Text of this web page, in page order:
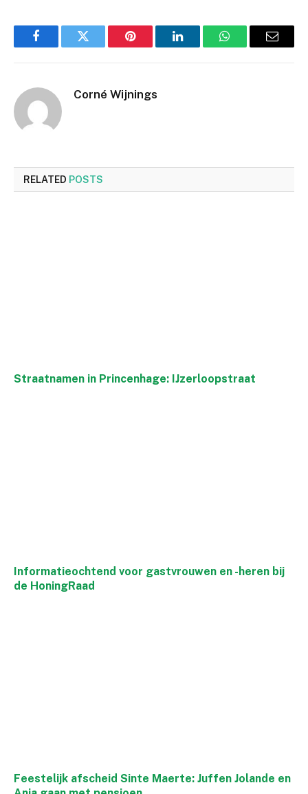
FacebookTwitter Pinterest LinkedInWhatsAppEmail
Corné Wijnings
RELATED POSTS
Straatnamen in Princenhage: IJzerloopstraat
Informatieochtend voor gastvrouwen en -heren bij
de HoningRaad
Feestelijk afscheid Sinte Maerte: Juffen Jolande en